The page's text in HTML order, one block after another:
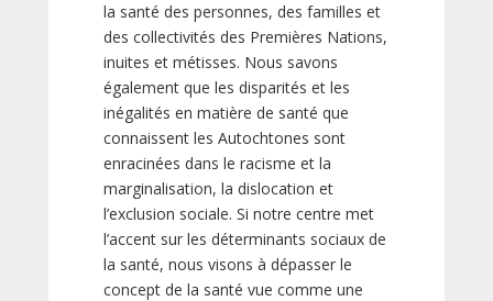
la santé des personnes, des familles et
des collectivités des Premières Nations,
inuites et métisses. Nous savons
également que les disparités et les
inégalités en matière de santé que
connaissent les Autochtones sont
enracinées dans le racisme et la
marginalisation, la dislocation et
l’exclusion sociale. Si notre centre met
l’accent sur les déterminants sociaux de
la santé, nous visons à dépasser le
concept de la santé vue comme une